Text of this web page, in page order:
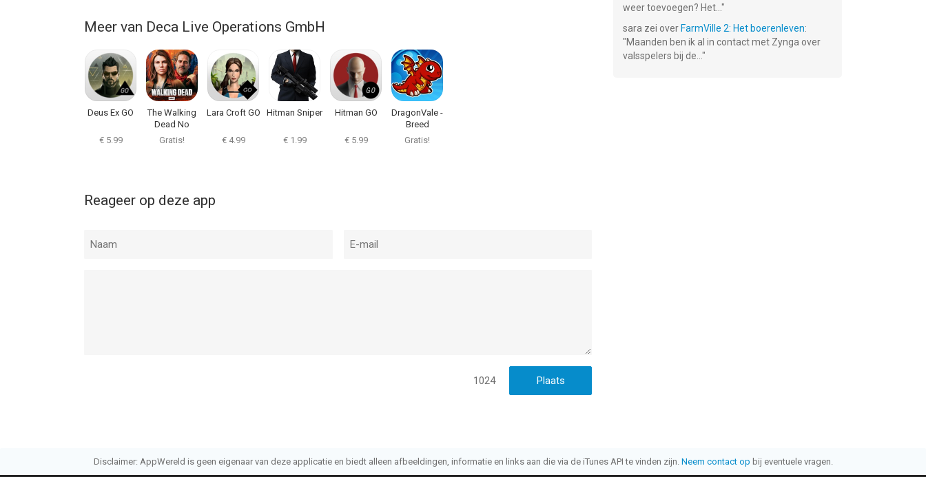
Meer van Deca Live Operations GmbH
Deus Ex GO
€ 5.99
The Walking
Dead No
Man's Land
Gratis!
Lara Croft GO
€ 4.99
Hitman Sniper
€ 1.99
Hitman GO
€ 5.99
DragonVale -
Breed
Dragons
Gratis!
Reageer op deze app
1024
weer toevoegen? Het... "
sara zei over FarmVille 2: Het boerenleven:
"Maanden ben ik al in contact met Zynga over
valsspelers bij de... "
Disclaimer: AppWereld is geen eigenaar van deze applicatie en biedt alleen afbeeldingen, informatie en links aan die via de iTunes API te vinden zijn. Neem contact op bij eventuele vragen.